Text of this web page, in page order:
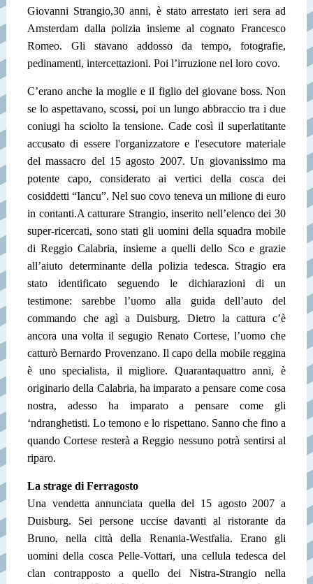
Giovanni Strangio,30 anni, è stato arrestato ieri sera ad
Amsterdam dalla polizia insieme al cognato Francesco
Romeo. Gli stavano addosso da tempo, fotografie,
pedinamenti, intercettazioni. Poi l’irruzione nel loro covo.
C’erano anche la moglie e il figlio del giovane boss. Non
se lo aspettavano, scossi, poi un lungo abbraccio tra i due
coniugi ha sciolto la tensione. Cade così il superlatitante
accusato di essere l'organizzatore e l'esecutore materiale
del massacro del 15 agosto 2007. Un giovanissimo ma
potente capo, considerato ai vertici della cosca dei
cosiddetti “Iancu”. Nel suo covo teneva un milione di euro
in contanti.A catturare Strangio, inserito nell’elenco dei 30
super-ricercati, sono stati gli uomini della squadra mobile
di Reggio Calabria, insieme a quelli dello Sco e grazie
all’aiuto determinante della polizia tedesca. Stragio era
stato identificato seguendo le dichiarazioni di un
testimone: sarebbe l’uomo alla guida dell’auto del
commando che agì a Duisburg. Dietro la cattura c’è
ancora una volta il segugio Renato Cortese, l’uomo che
catturò Bernardo Provenzano. Il capo della mobile reggina
è uno specialista, il migliore. Quarantaquattro anni, è
originario della Calabria, ha imparato a pensare come cosa
nostra, adesso ha imparato a pensare come gli
‘ndranghetisti. Lo temono e lo rispettano. Sanno che fino a
quando Cortese resterà a Reggio nessuno potrà sentirsi al
riparo.
La strage di Ferragosto
Una vendetta annunciata quella del 15 agosto 2007 a
Duisburg. Sei persone uccise davanti al ristorante da
Bruno, nella città della Renania-Westfalia. Erano gli
uomini della cosca Pelle-Vottari, una cellula tedesca del
clan contrapposto a quello dei Nistra-Strangio nella